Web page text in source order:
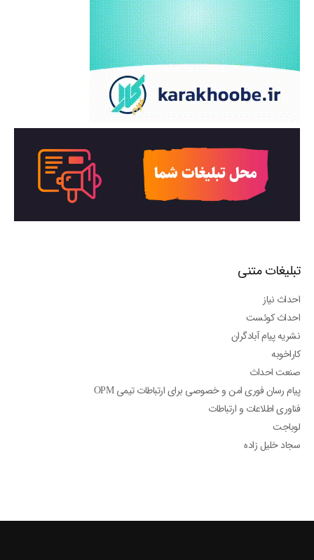
تبلیغات متنی
احداث نیاز
احداث کوئست
نشریه پیام آبادگران
کاراخوبه
صنعت احداث
پیام رسان فوری امن و خصوصی برای ارتباطات تیمی OPM
فناوری اطلاعات و ارتباطات
لوباجت
سجاد خلیل زاده